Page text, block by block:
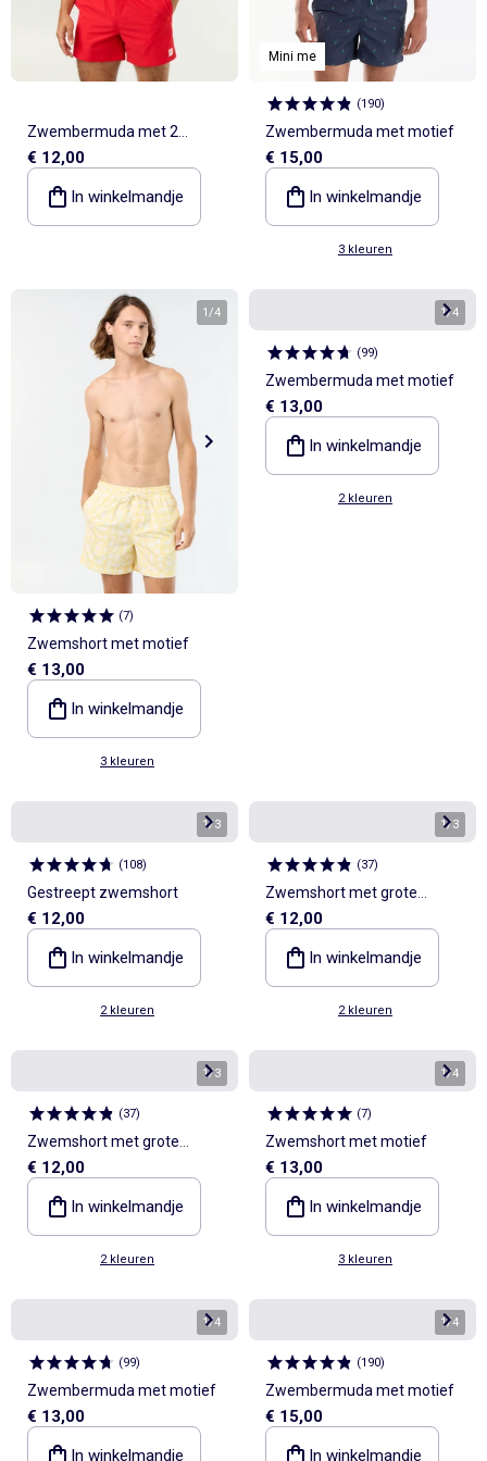
Zwembermuda met 2
zakken
€ 12,00
In winkelmandje
Mini me
(190)
Zwembermuda met motief
€ 15,00
In winkelmandje
3 kleuren
1/4
(7)
Zwemshort met motief
€ 13,00
In winkelmandje
3 kleuren
1/4
(99)
Zwembermuda met motief
€ 13,00
In winkelmandje
2 kleuren
1/3
(108)
Gestreept zwemshort
€ 12,00
In winkelmandje
2 kleuren
1/3
(37)
Zwemshort met grote
zakken
€ 12,00
In winkelmandje
2 kleuren
1/3
(37)
Zwemshort met grote
zakken
€ 12,00
In winkelmandje
2 kleuren
1/4
(7)
Zwemshort met motief
€ 13,00
In winkelmandje
3 kleuren
1/4
(99)
Zwembermuda met motief
€ 13,00
In winkelmandje
1/4
(190)
Zwembermuda met motief
€ 15,00
In winkelmandje